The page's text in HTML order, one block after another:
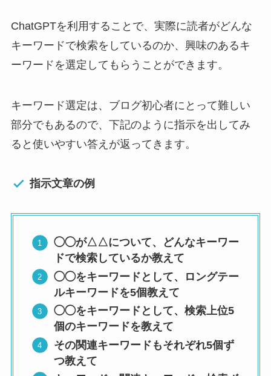
ChatGPTを利用することで、実際に読者がどんな
キーワードで検索をしているのか、興味のあるキ
ーワードを選定してもらうことができます。
キーワード選定は、ブログ初心者にとって難しい
部分でもあるので、下記のように指示を出してみ
ると使いやすい答えが返ってきます。
指示文章の例
◯◯が△△について、どんなキーワー
ドで検索しているか教えて
◯◯をキーワードとして、ロングテー
ルキーワードを5個教えて
◯◯をキーワードとして、検索上位5
個のキーワードを教えて
その関連キーワードもそれぞれ5個ず
つ教えて